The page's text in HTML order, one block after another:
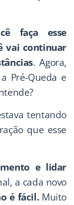
faça esse
vai continuar
. Agora,
Pré-Queda e
tentando
que esse
e lidar
a cada novo
é fácil.Muito